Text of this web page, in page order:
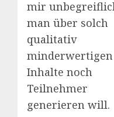
mir
man über solch
qualitativ
minderwertigen
Inhalte noch
Teilnehmer
generieren will.